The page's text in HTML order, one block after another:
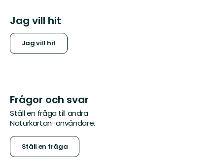
Jag vill hit
Jag vill hit
Frågor och svar
Ställ en fråga till andra
Naturkartan-användare.
Ställ en fråga